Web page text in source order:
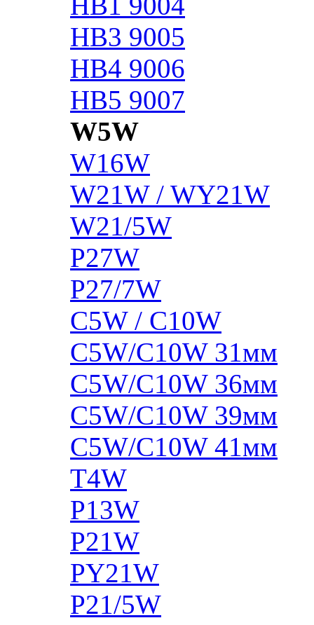
HB3 9005
HB4 9006
HB5 9007
W5W
W16W
W21W / WY21W
W21/5W
P27W
P27/7W
C5W / C10W
C5W/C10W 31мм
C5W/C10W 36мм
C5W/C10W 39мм
C5W/C10W 41мм
T4W
P13W
P21W
PY21W
P21/5W